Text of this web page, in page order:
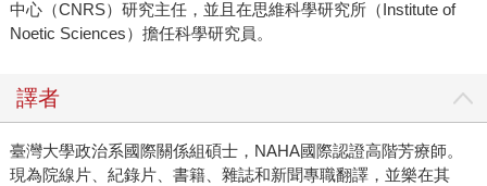
中心（CNRS）研究主任，並且在思維科學研究所（Institute of
Noetic Sciences）擔任科學研究員。
譯者
臺灣大學政治系國際關係組碩士，NAHA國際認證高階芳療師。
現為院線片、紀錄片、書籍、雜誌和新聞專職翻譯，並樂在其